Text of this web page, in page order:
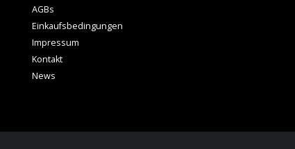
AGBs
Einkaufsbedingungen
Impressum
Kontakt
News